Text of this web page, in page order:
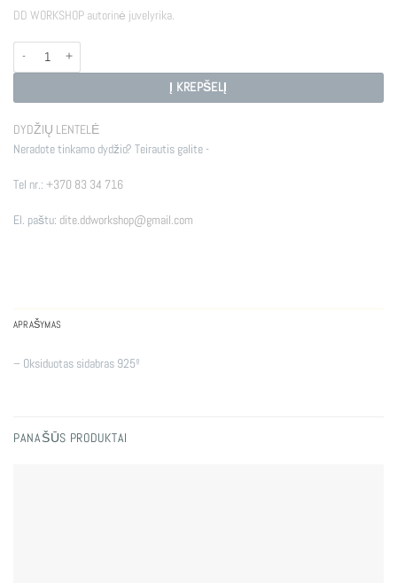
DD WORKSHOP autorinė juvelyrika.
produkto kiekis: E - BUB
Į KREPŠELĮ
DYDŽIŲ LENTELĖ
Neradote tinkamo dydžio? Teirautis galite -
Tel nr.: +370 83 34 716
El. paštu: dite.ddworkshop@gmail.com
APRAŠYMAS
– Oksiduotas sidabras 925º
PANAŠŪS PRODUKTAI